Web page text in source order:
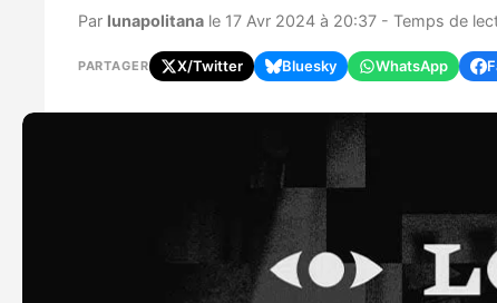
Par lunapolitanale 17 Avr 2024 à 20:37 - Temps de
PARTAGER X/Twitter Bluesky WhatsApp